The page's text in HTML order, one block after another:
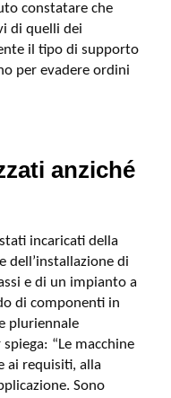
constatare che
di quelli dei
il tipo di supporto
per evadere ordini
anziché
incaricati della
dell’installazione di
e di un impianto a
di componenti in
pluriennale
“Le macchine
ai requisiti, alla
Sono